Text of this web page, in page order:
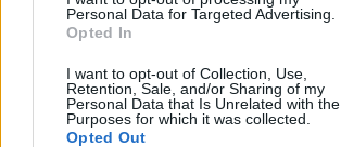
Personal Data for Targeted Advertising.
Opted In
I want to opt-out of Collection, Use,
Retention, Sale, and/or Sharing of my
Personal Data that Is Unrelated with the
Purposes for which it was collected.
Opted Out